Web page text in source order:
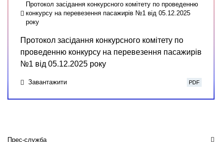
Протокол засідання конкурсного комітету по проведенню
конкурсу на перевезення пасажирів №1 від 05.12.2025
року
Протокол засідання конкурсного комітету по
проведенню конкурсу на перевезення пасажирів
№1 від 05.12.2025 року
Завантажити PDF
Прес-служба